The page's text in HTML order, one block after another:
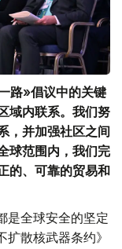
路»倡议中的关键
域内联系。我们努
，并加强社区之间
球范围内，我们完
的、可靠的贸易和
是全球安全的坚定
散核武器条约》